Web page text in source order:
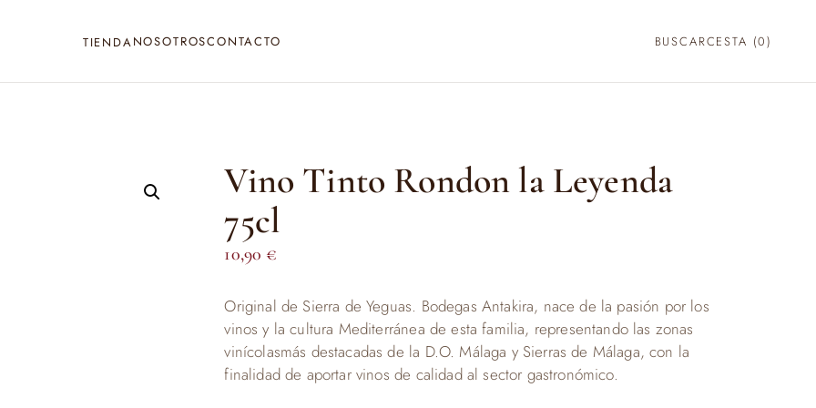
TIENDANOSOTROSCONTACTO BUSCARCESTA (0)
Vino Tinto Rondon la Leyenda
75cl
10,90 €
Original de Sierra de Yeguas. Bodegas Antakira, nace de la pasión por los
vinos y la cultura Mediterránea de esta familia, representando las zonas
vinícolasmás destacadas de la D.O. Málaga y Sierras de Málaga, con la
finalidad de aportar vinos de calidad al sector gastronómico.